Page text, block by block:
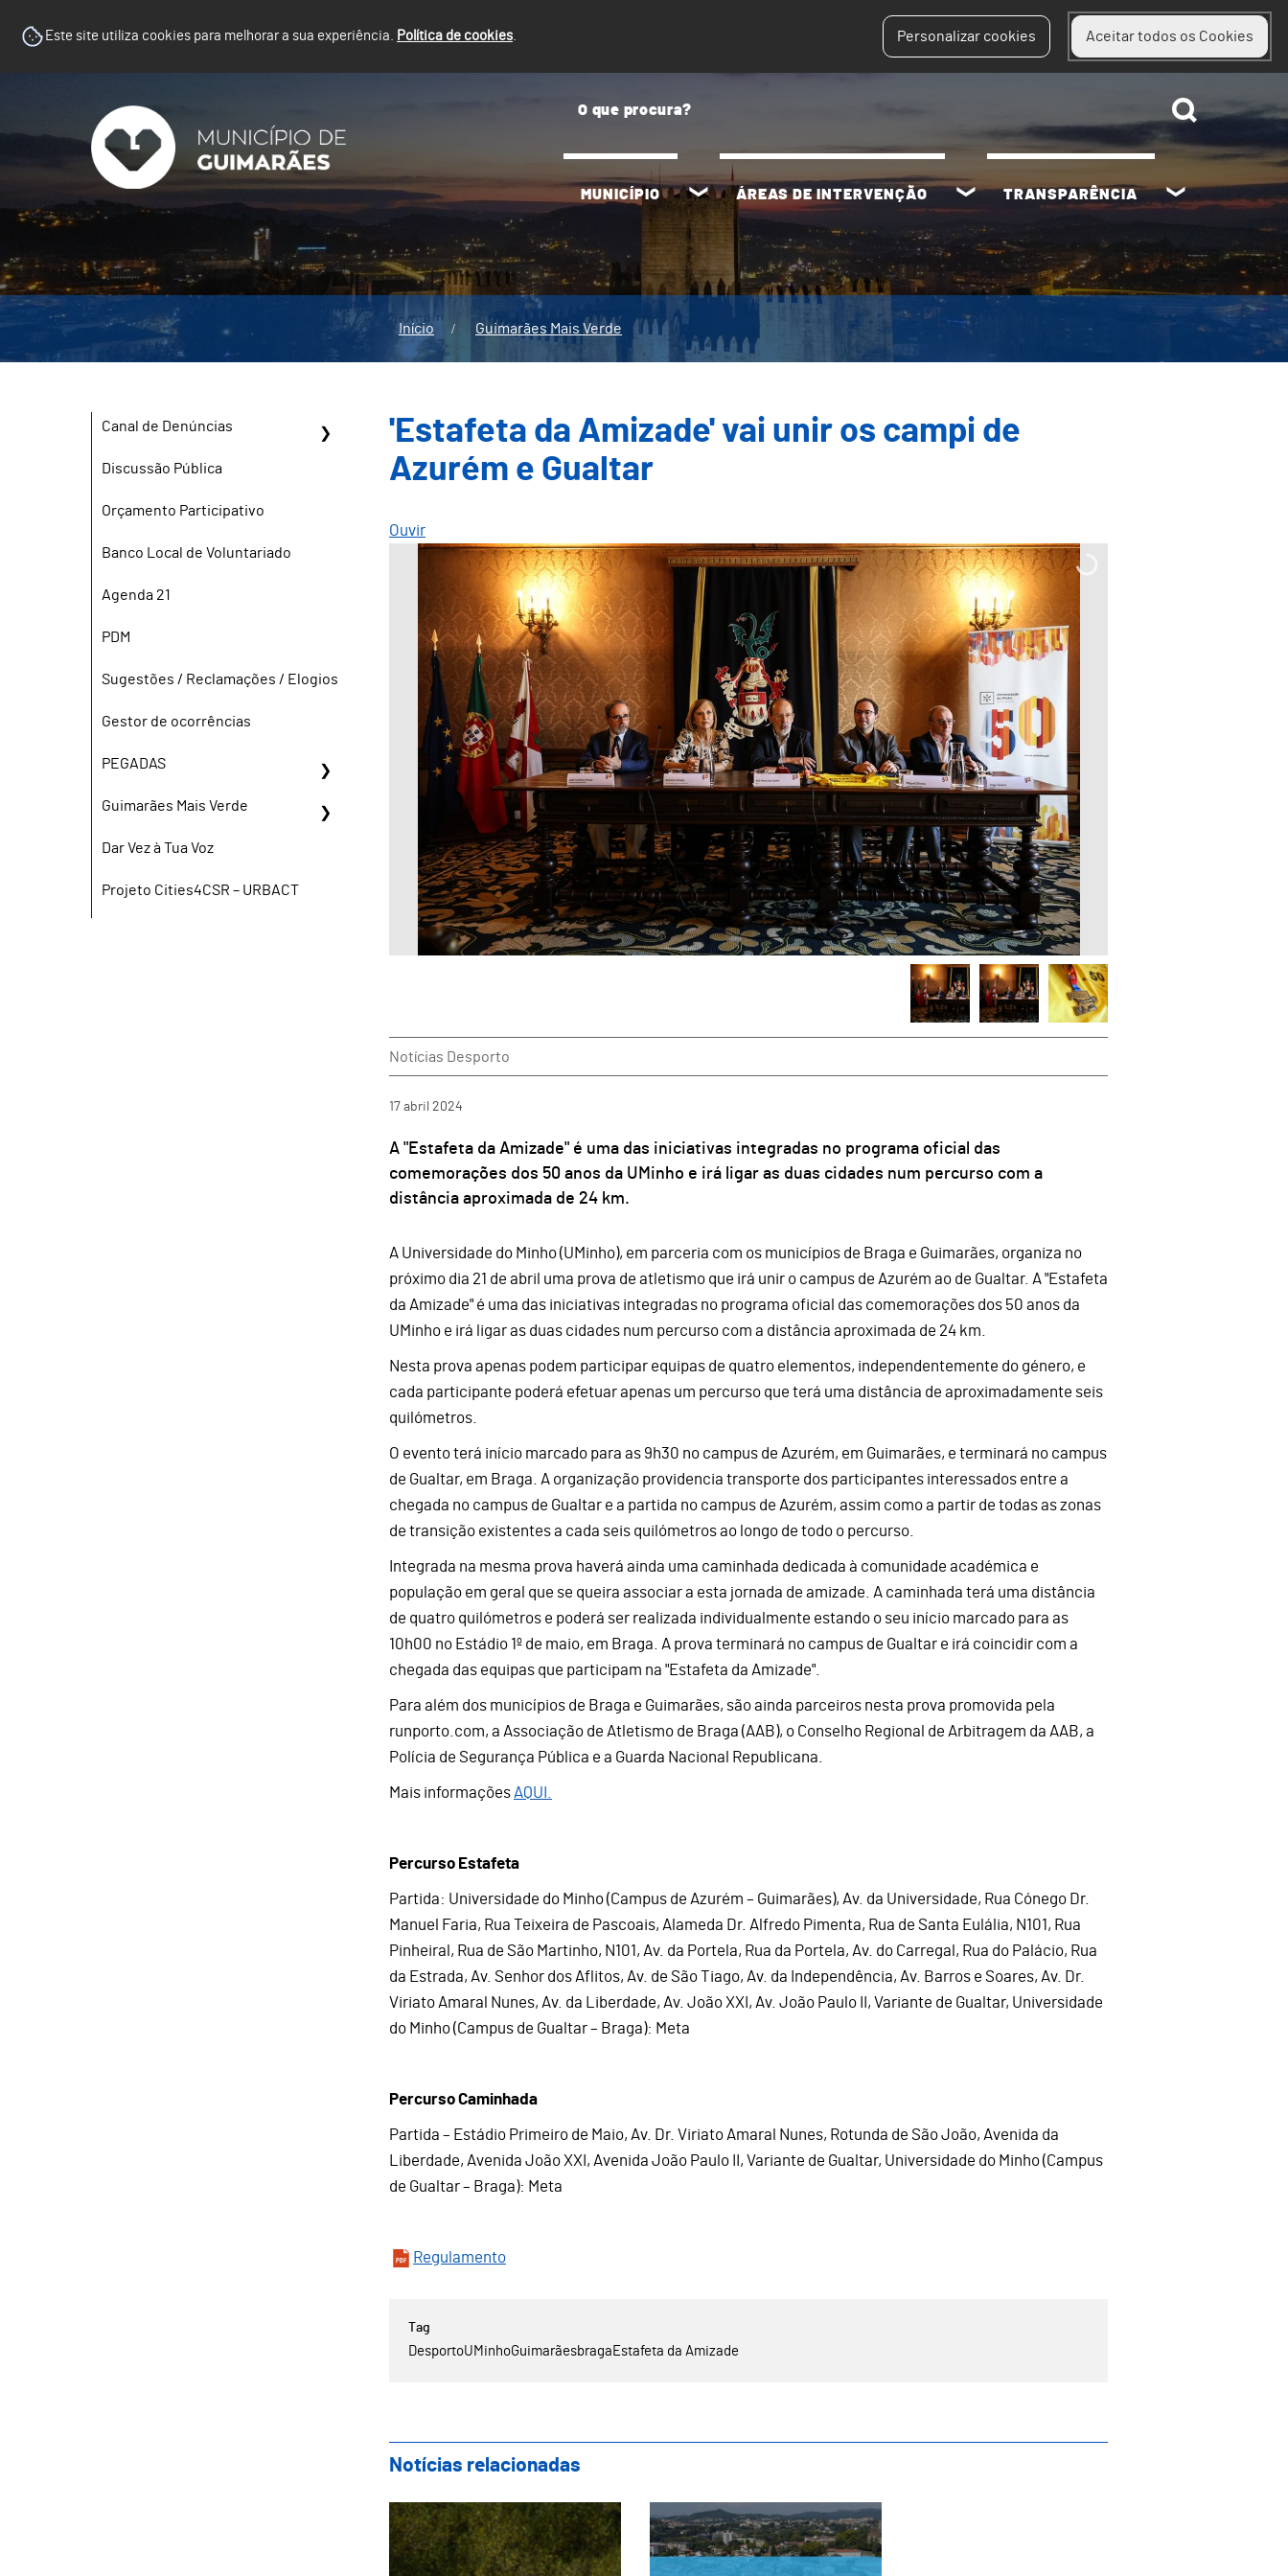
Este site utiliza cookies para melhorar a sua experiência. Política de cookies. Personalizar cookies Aceitar todos os Cookies
MUNICÍPIO ÁREAS DE INTERVENÇÃO TRANSPARÊNCIA
Início Guimarães Mais Verde
Canal de Denúncias
Discussão Pública
Orçamento Participativo
Banco Local de Voluntariado
Agenda 21
PDM
Sugestões / Reclamações / Elogios
Gestor de ocorrências
PEGADAS
Guimarães Mais Verde
Dar Vez à Tua Voz
Projeto Cities4CSR – URBACT
'Estafeta da Amizade' vai unir os campi de
Azurém e Gualtar
Ouvir
Notícias Desporto
17 abril 2024
A "Estafeta da Amizade" é uma das iniciativas integradas no programa oficial das
comemorações dos 50 anos da UMinho e irá ligar as duas cidades num percurso com a
distância aproximada de 24 km.
A Universidade do Minho (UMinho), em parceria com os municípios de Braga e Guimarães, organiza no
próximo dia 21 de abril uma prova de atletismo que irá unir o campus de Azurém ao de Gualtar. A "Estafeta
da Amizade" é uma das iniciativas integradas no programa oficial das comemorações dos 50 anos da
UMinho e irá ligar as duas cidades num percurso com a distância aproximada de 24 km.
Nesta prova apenas podem participar equipas de quatro elementos, independentemente do género, e
cada participante poderá efetuar apenas um percurso que terá uma distância de aproximadamente seis
quilómetros.
O evento terá início marcado para as 9h30 no campus de Azurém, em Guimarães, e terminará no campus
de Gualtar, em Braga. A organização providencia transporte dos participantes interessados entre a
chegada no campus de Gualtar e a partida no campus de Azurém, assim como a partir de todas as zonas
de transição existentes a cada seis quilómetros ao longo de todo o percurso.
Integrada na mesma prova haverá ainda uma caminhada dedicada à comunidade académica e
população em geral que se queira associar a esta jornada de amizade. A caminhada terá uma distância
de quatro quilómetros e poderá ser realizada individualmente estando o seu início marcado para as
10h00 no Estádio 1º de maio, em Braga. A prova terminará no campus de Gualtar e irá coincidir com a
chegada das equipas que participam na "Estafeta da Amizade".
Para além dos municípios de Braga e Guimarães, são ainda parceiros nesta prova promovida pela
runporto.com, a Associação de Atletismo de Braga (AAB), o Conselho Regional de Arbitragem da AAB, a
Polícia de Segurança Pública e a Guarda Nacional Republicana.
Mais informações AQUI.
Percurso Estafeta
Partida: Universidade do Minho (Campus de Azurém – Guimarães), Av. da Universidade, Rua Cónego Dr.
Manuel Faria, Rua Teixeira de Pascoais, Alameda Dr. Alfredo Pimenta, Rua de Santa Eulália, N101, Rua
Pinheiral, Rua de São Martinho, N101, Av. da Portela, Rua da Portela, Av. do Carregal, Rua do Palácio, Rua
da Estrada, Av. Senhor dos Aflitos, Av. de São Tiago, Av. da Independência, Av. Barros e Soares, Av. Dr.
Viriato Amaral Nunes, Av. da Liberdade, Av. João XXI, Av. João Paulo II, Variante de Gualtar, Universidade
do Minho (Campus de Gualtar – Braga): Meta
Percurso Caminhada
Partida – Estádio Primeiro de Maio, Av. Dr. Viriato Amaral Nunes, Rotunda de São João, Avenida da
Liberdade, Avenida João XXI, Avenida João Paulo II, Variante de Gualtar, Universidade do Minho (Campus
de Gualtar – Braga): Meta
Regulamento
DesportoUMinhoGuimarãesbraga Estafeta da Amizade
Notícias relacionadas
Guimarães recebe a 5.ª etapa do 33.º Grande Prémio de Ciclismo Jornal de Notícias
Guimarães acolhe primeira edição da Techstars Startup Week